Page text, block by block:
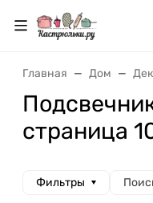
Главная Дом
страница
Фильтры